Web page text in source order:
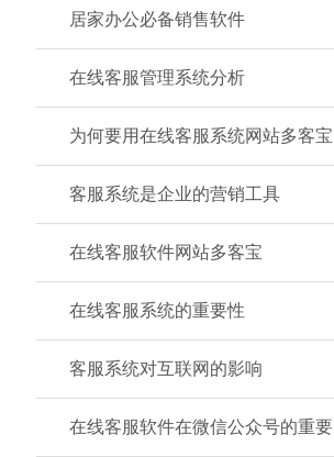
居家办公必备销售软件
在线客服管理系统分析
为何要用在线客服系统网站多客宝
客服系统是企业的营销工具
在线客服软件网站多客宝
在线客服系统的重要性
客服系统对互联网的影响
在线客服软件在微信公众号的重要